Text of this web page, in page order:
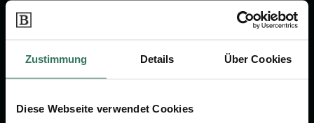
Zustimmung Details Über Cookies
Diese Webseite verwendet Cookies
Wir sind Ihr Ansprechpartner rund
um das Thema Bestattung &
Vorsorge.
Jetzt beraten lassen